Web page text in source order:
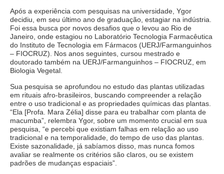
Após a experiência com pesquisas na universidade, Ygor
decidiu, em seu último ano de graduação, estagiar na indústria.
Foi essa busca por novos desafios que o levou ao Rio de
Janeiro, onde estagiou no Laboratório Tecnologia Farmacêutica
do Instituto de Tecnologia em Fármacos (UERJ/Farmanguinhos
– FIOCRUZ). Nos anos seguintes, cursou mestrado e
doutorado também na UERJ/Farmanguinhos – FIOCRUZ, em
Biologia Vegetal.
Sua pesquisa se aprofundou no estudo das plantas utilizadas
em rituais afro-brasileiros, buscando compreender a relação
entre o uso tradicional e as propriedades químicas das plantas.
“Ela [Profa. Mara Zélia] disse para eu trabalhar com planta de
macumba”, relembra Ygor, sobre um momento crucial em sua
pesquisa, “e percebi que existiam falhas em relação ao uso
tradicional e na temporalidade, do tempo de uso das plantas.
Existe sazonalidade, já sabíamos disso, mas nunca fomos
avaliar se realmente os critérios são claros, ou se existem
padrões de mudanças espaciais”.